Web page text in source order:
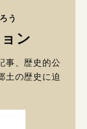
う
ン
事、歴史的公
土の歴史に迫